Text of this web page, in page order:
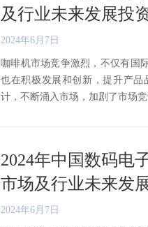
及行业未来发展投
2024年6月7日
咖啡机市场竞争激烈，不仅有国
也在积极发展和创新，提升产
计，不断涌入市场，加剧了市场
2024年中国数码电
市场及行业未来发
2024年6月7日